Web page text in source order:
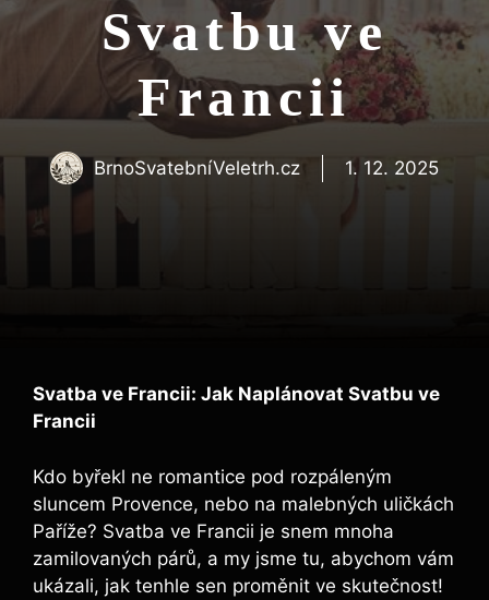
Svatbu ve
Francii
BrnoSvatebníVeletrh.cz 1. 12. 2025
Svatba ve Francii: Jak Naplánovat Svatbu ve
Francii
Kdo byřekl ne romantice pod rozpáleným
sluncem Provence, nebo na malebných uličkách
Paříže? Svatba ve Francii je snem mnoha
zamilovaných párů, a my jsme tu, abychom vám
ukázali, jak tenhle sen proměnit ve skutečnost!